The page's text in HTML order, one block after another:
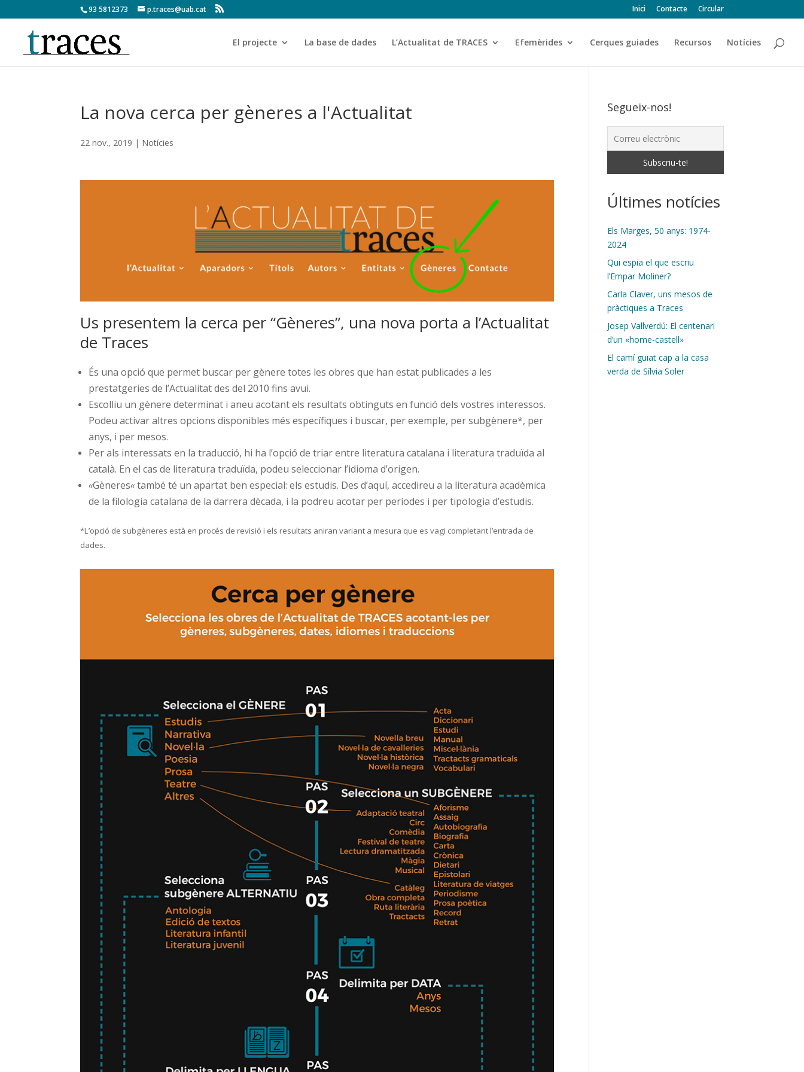
93 5812373 p.traces@uab.cat Inici Contacte Circular
El projecte La base de dades L’Actualitat de TRACES Efemèrides Cerques guiades Recursos Notícies
La nova cerca per gèneres a l'Actualitat
22 nov., 2019 | Notícies
Us presentem la cerca per “Gèneres”, una nova porta a l’Actualitat
de Traces
És una opció que permet buscar per gènere totes les obres que han estat publicades a les
prestatgeries de l’Actualitat des del 2010 fins avui.
Escolliu un gènere determinat i aneu acotant els resultats obtinguts en funció dels vostres interessos.
Podeu activar altres opcions disponibles més específiques i buscar, per exemple, per subgènere*, per
anys, i per mesos.
Per als interessats en la traducció, hi ha l’opció de triar entre literatura catalana i literatura traduïda al
català. En el cas de literatura traduïda, podeu seleccionar l’idioma d’origen.
«Gèneres«també té un apartat ben especial: els estudis. Des d’aquí, accedireu a la literatura acadèmica
de la filologia catalana de la darrera dècada, i la podreu acotar per períodes i per tipologia d’estudis.
*L’opció de subgèneres està en procés de revisió i els resultats aniran variant a mesura que es vagi completant l’entrada de
dades.
Segueix-nos!
Últimes notícies
Els Marges, 50 anys: 1974-
2024
Qui espia el que escriu
l’Empar Moliner?
Carla Claver, uns mesos de
pràctiques a Traces
Josep Vallverdú: El centenari
d’un «home-castell»
El camí guiat cap a la casa
verda de Sílvia Soler